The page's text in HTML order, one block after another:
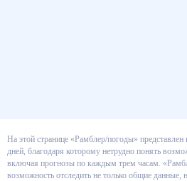
На этой странице «Рамблер/погоды»
Шахтном на 14 дней, благодаря которому
климатические скачки, включая
«Рамблер/погода» предоставляет